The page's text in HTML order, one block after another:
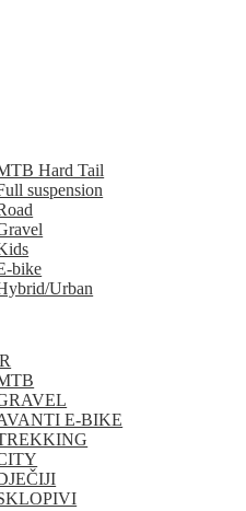
Hard Tail
suspension
bike
Urban
E-BIKE